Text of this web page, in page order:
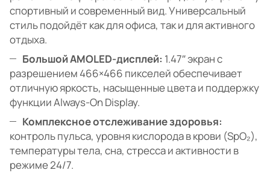
спортивный и современный вид. Универсальный
стиль подойдёт как для офиса, так и для активного
отдыха.
Большой AMOLED-дисплей: 1.47″ экран с
разрешением 466×466 пикселей обеспечивает
отличную яркость, насыщенные цвета и поддержку
функции Always-On Display.
Комплексное отслеживание здоровья:
контроль пульса, уровня кислорода в крови (SpO₂),
температуры тела, сна, стресса и активности в
режиме 24/7.